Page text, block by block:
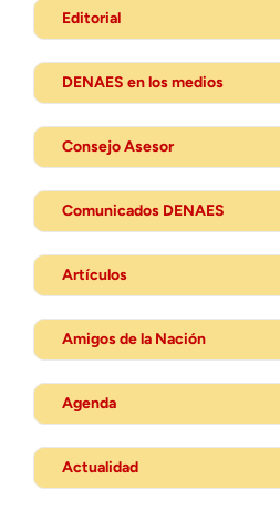
Editorial
DENAES en los medios
Consejo Asesor
Comunicados DENAES
Artículos
Amigos de la Nación
Agenda
Actualidad